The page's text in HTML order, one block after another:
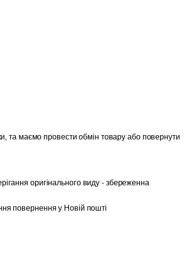
та маємо провести обмін товару або повернути
оригінального виду - збереженна
повернення у Новій пошті